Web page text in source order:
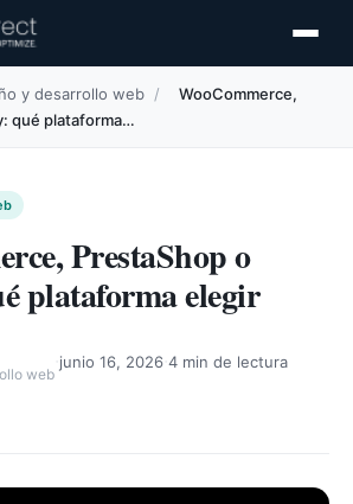
y desarrollo web /
WooCommerce,
qué plataforma…
PrestaShop o
plataforma elegir
web
junio 16, 2026 4 min de lectura